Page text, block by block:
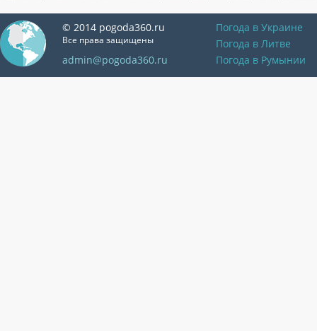
© 2014 pogoda360.ru
Все права защищены
admin@pogoda360.ru
Погода в Украине
Погода в Литве
Погода в Румынии